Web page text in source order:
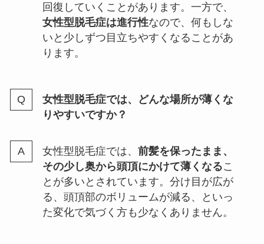
回復していくことがあります。一方で、
女性型脱毛症は進行性なので、何もしな
いと少しずつ目立ちやすくなることがあ
ります。
女性型脱毛症では、どんな場所が薄くな
りやすいですか？
女性型脱毛症では、 前髪を保ったまま、
その少し奥から頭頂にかけて薄くなるこ
とが多いとされています。分け目が広が
る、頭頂部のボリュームが減る、といっ
た変化で気づく方も少なくありません。